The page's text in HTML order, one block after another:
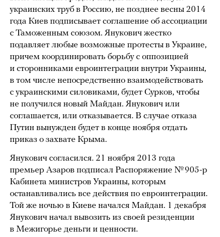
украинских труб в Россию, не позднее весны 2014
года Киев подписывает соглашение об ассоциации
с Таможенным союзом. Янукович жестко
подавляет любые возможные протесты в Украине,
причем координировать борьбу с оппозицией
и сторонниками евроинтеграции внутри Украины,
в том числе непосредственно взаимодействовать
с украинскими силовиками, будет Сурков, чтобы
не получился новый Майдан. Янукович или
соглашается, или отказывается. В случае отказа
Путин вынужден будет в конце ноября отдать
приказ о захвате Крыма.
Янукович согласился. 21 ноября 2013 года
премьер Азаров подписал Распоряжение № 905-р
Кабинета министров Украины, которым
останавливались все действия по евроинтеграции.
Той же ночью в Киеве начался Майдан. 1 декабря
Янукович начал вывозить из своей резиденции
в Межигорье деньги и ценности.